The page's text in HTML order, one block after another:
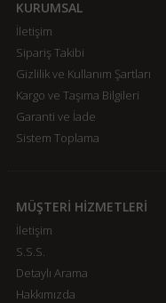
KURUMSAL
İletişim
Sipariş Takibi
Gizlilik ve Kullanım Şartları
Kargo ve Taşıma Bilgileri
Garanti ve İade
Sistem Toplama
MÜŞTERİ HİZMETLERİ
İletişim
S.S.S.
Detaylı Arama
Hakkımızda